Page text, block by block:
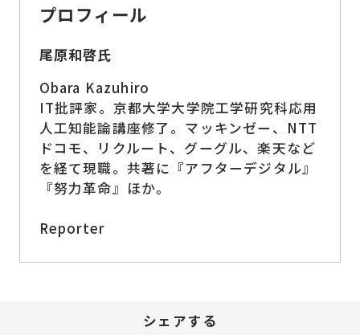
プロフィール
尾原和啓氏
Obara Kazuhiro
IT批評家。京都大学大学院工学研究科応用
人工知能論講座修了。マッキンゼー、NTT
ドコモ、リクルート、グーグル、楽天など
を経て現職。共著に『アフターデジタル』
『努力革命』ほか。
Reporter
シェアする